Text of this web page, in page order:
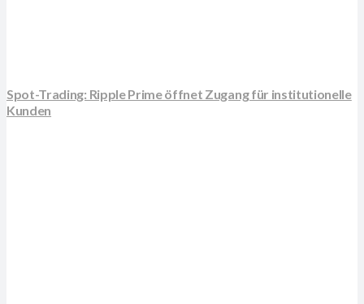
Spot-Trading: Ripple Prime öffnet Zugang für institutionelle
Kunden